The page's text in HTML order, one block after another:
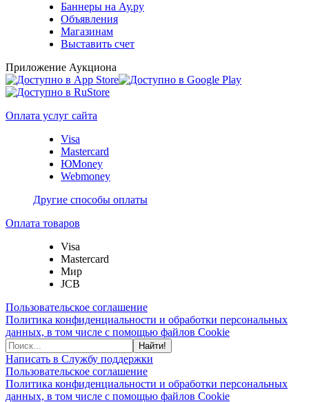
Баннеры на Ау.ру
Объявления
Магазинам
Выставить счет
Приложение Аукциона
Оплата услуг сайта
Visa
Mastercard
ЮMoney
Webmoney
Другие способы оплаты
Оплата товаров
Visa
Mastercard
Мир
JCB
Пользовательское соглашение
Политика конфиденциальности и обработки персональных
данных, в том числе с помощью файлов Cookie
Найти!
Написать в Службу поддержки
Пользовательское соглашение
Политика конфиденциальности и обработки персональных
данных, в том числе с помощью файлов Cookie